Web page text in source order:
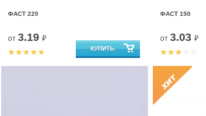
ФАСТ 220
от 3.19 ₽
ФАСТ 150
от 3.03 ₽